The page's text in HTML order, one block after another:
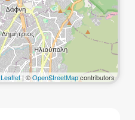
Leaflet| ©OpenStreetMapcontributors